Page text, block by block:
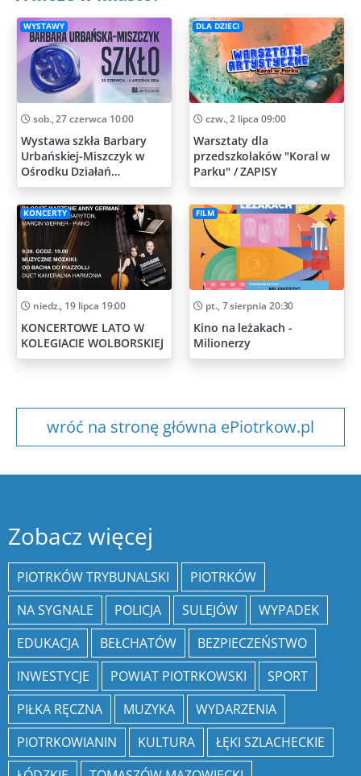
WYSTAWY
sob., 27 czerwca 10:00
Wystawa szkła Barbary
Urbańskiej-Miszczyk w
Ośrodku Działań
Artystycznych
DLA DZIECI
czw., 2 lipca 09:00
Warsztaty dla
przedszkolaków "Koral w
Parku" / ZAPISY
KONCERTY
niedz., 19 lipca 19:00
KONCERTOWE LATO W
KOLEGIACIE WOLBORSKIEJ
FILM
pt., 7 sierpnia 20:30
Kino na leżakach -
Milionerzy
wróć na stronę główna ePiotrkow.pl
Zobacz więcej
PIOTRKÓW TRYBUNALSKI
PIOTRKÓW
NA SYGNALE
POLICJA SULEJÓW
WYPADEK
EDUKACJA
BEŁCHATÓW
BEZPIECZEŃSTWO
INWESTYCJE
POWIAT PIOTRKOWSKI
SPORT
PIŁKA RĘCZNA
MUZYKA
WYDARZENIA
PIOTRKOWIANIN
KULTURA
ŁĘKI SZLACHECKIE